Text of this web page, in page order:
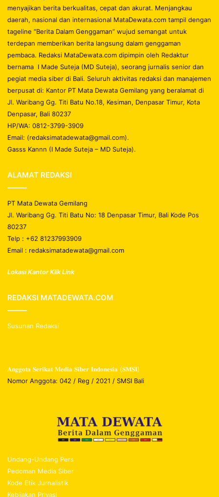
menyajikan berita berkualitas, cepat dan akurat. Menjangkau
daerah, nasional dan internasional MataDewata.com tampil dengan
tageline “Berita Dalam Genggaman” wujud semangat untuk
terdepan memberikan berita langsung dalam genggaman
pembaca. Redaksi MataDewata.com dipimpin oleh Redaktur
bernama I Made Suteja (MD Suteja), seorang jurnalis senior dan
pegiat media siber di Bali. Seluruh aktivitas redaksi dan manajemen
berpusat di: Kantor PT Mata Dewata Gemilang yang beralamat di
Jl. Waribang Gg. Titi Batu No.18, Kesiman, Denpasar Timur, Kota
Denpasar, Bali 80237
HP/WA: 0812-3799-3909
Email: (redaksimatadewata@gmail.com).
Gasss Kannn (I Made Suteja – MD Suteja).
ALAMAT REDAKSI
PT Mata Dewata Gemilang
Jl. Waribang Gg. Titi Batu No: 18 Denpasar Timur, Bali Kode Pos
80237
Telp : +62 81237993909
Email : redaksimatadewata@gmail.com
Lokasi Kantor Klik Link
REDAKSI MATADEWATA.COM
Susunan Redaksi
𝐀𝐧𝐠𝐠𝐨𝐭𝐚 𝐒𝐞𝐫𝐢𝐤𝐚𝐭 𝐌𝐞𝐝𝐢𝐚 𝐒𝐢𝐛𝐞𝐫 𝐈𝐧𝐝𝐨𝐧𝐞𝐬𝐢𝐚 (𝐒𝐌𝐒𝐈)
Nomor Anggota: 042 / Reg / 2021 / SMSI Bali
Undang-Undang Pers
Pedoman Media Siber
Kode Etik Jurnalistik
Kebijakan Privasi